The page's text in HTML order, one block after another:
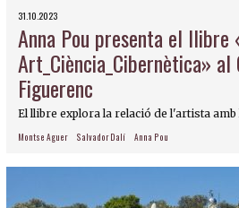
31.10.2023
Anna Pou presenta el llibre
Art_Ciència_Cibernètica»
Figuerenc
El llibre explora la relació de l'artista
Montse Aguer Salvador Dalí Anna Pou